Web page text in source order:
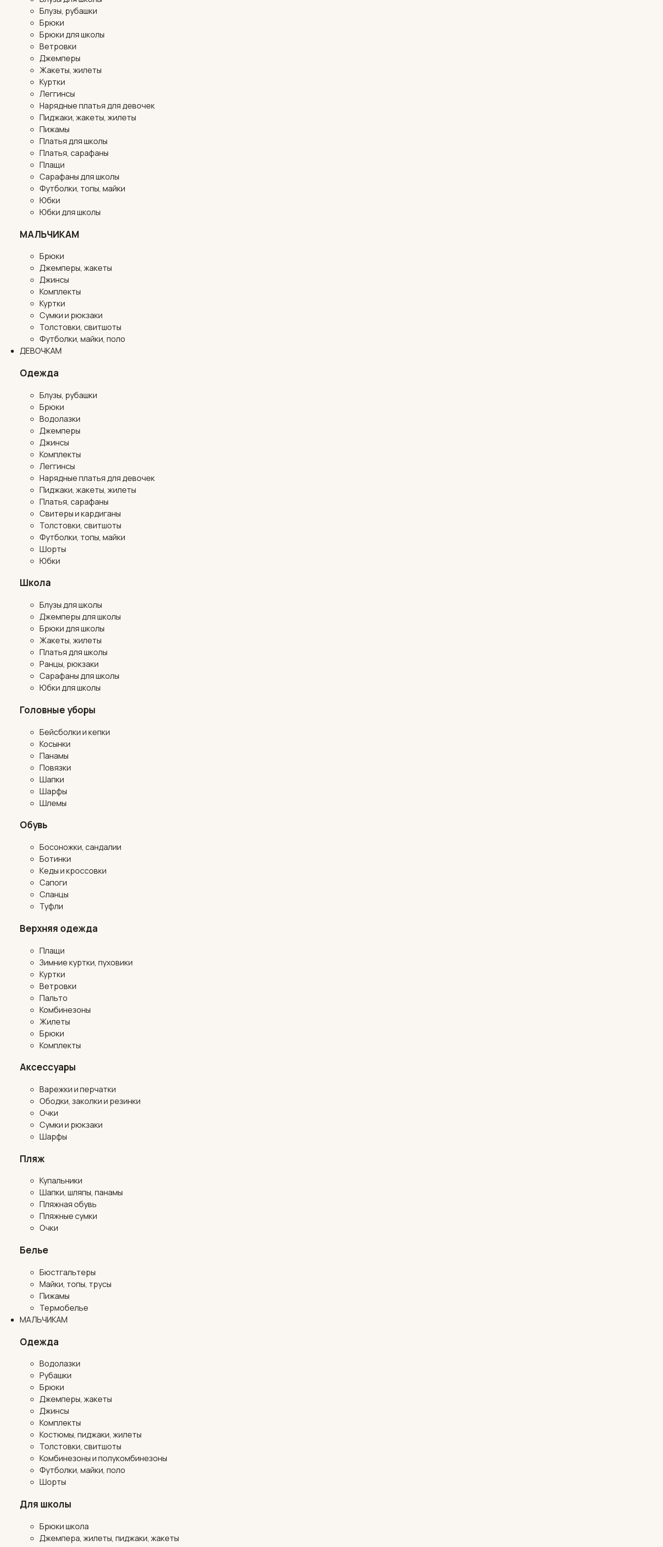
Блузы, рубашки
Брюки
Брюки для школы
Ветровки
Джемперы
Жакеты, жилеты
Куртки
Леггинсы
Нарядные платья для девочек
Пиджаки, жакеты, жилеты
Пижамы
Платья для школы
Платья, сарафаны
Плащи
Сарафаны для школы
Футболки, топы, майки
Юбки
Юбки для школы
МАЛЬЧИКАМ
Брюки
Джемперы, жакеты
Джинсы
Комплекты
Куртки
Сумки и рюкзаки
Толстовки, свитшоты
Футболки, майки, поло
ДЕВОЧКАМ
Одежда
Блузы, рубашки
Брюки
Водолазки
Джемперы
Джинсы
Комплекты
Леггинсы
Нарядные платья для девочек
Пиджаки, жакеты, жилеты
Платья, сарафаны
Свитеры и кардиганы
Толстовки, свитшоты
Футболки, топы, майки
Шорты
Юбки
Школа
Блузы для школы
Джемперы для школы
Брюки для школы
Жакеты, жилеты
Платья для школы
Ранцы, рюкзаки
Сарафаны для школы
Юбки для школы
Головные уборы
Бейсболки и кепки
Косынки
Панамы
Повязки
Шапки
Шарфы
Шлемы
Обувь
Босоножки, сандалии
Ботинки
Кеды и кроссовки
Сапоги
Сланцы
Туфли
Верхняя одежда
Плащи
Зимние куртки, пуховики
Куртки
Ветровки
Пальто
Комбинезоны
Жилеты
Брюки
Комплекты
Аксессуары
Варежки и перчатки
Ободки, заколки и резинки
Очки
Сумки и рюкзаки
Шарфы
Пляж
Купальники
Шапки, шляпы, панамы
Пляжная обувь
Пляжные сумки
Очки
Белье
Бюстгальтеры
Майки, топы, трусы
Пижамы
Термобелье
МАЛЬЧИКАМ
Одежда
Водолазки
Рубашки
Брюки
Джемперы, жакеты
Джинсы
Комплекты
Костюмы, пиджаки, жилеты
Толстовки, свитшоты
Комбинезоны и полукомбинезоны
Футболки, майки, поло
Шорты
Для школы
Брюки школа
Джемпера, жилеты, пиджаки, жакеты